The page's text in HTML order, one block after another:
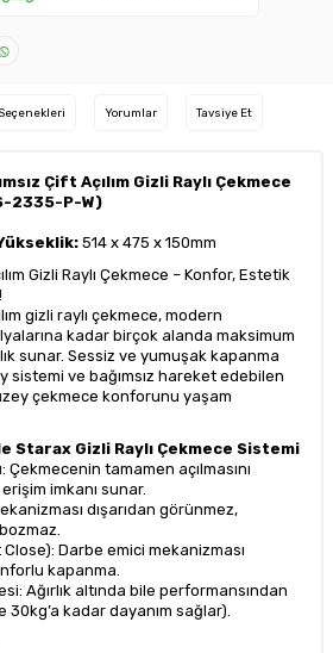
Yorumlar Tavsiye Et
Çift Açılım Gizli Raylı Çekmece
2335-P-W)
514 x 475 x 150mm
Gizli Raylı Çekmece – Konfor, Estetik
gizli raylı çekmece, modern
kadar birçok alanda maksimum
sunar. Sessiz ve yumuşak kapanma
sistemi ve bağımsız hareket edebilen
çekmece konforunu yaşam
Starax Gizli Raylı Çekmece Sistemi
Çekmecenin tamamen açılmasını
imkanı sunar.
dışarıdan görünmez,
Darbe emici mekanizması
kapanma.
Ağırlık altında bile performansından
kadar dayanım sağlar).